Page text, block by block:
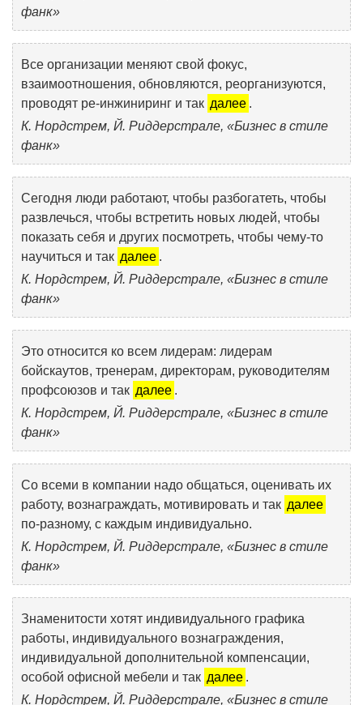
фанк»
Все организации меняют свой фокус,
взаимоотношения, обновляются, реорганизуются,
проводят ре-инжиниринг и так далее .
К. Нордстрем, Й. Риддерстрале, «Бизнес в стиле
фанк»
Сегодня люди работают, чтобы разбогатеть, чтобы
развлечься, чтобы встретить новых людей, чтобы
показать себя и других посмотреть, чтобы чему-то
научиться и так далее .
К. Нордстрем, Й. Риддерстрале, «Бизнес в стиле
фанк»
Это относится ко всем лидерам: лидерам
бойскаутов, тренерам, директорам, руководителям
профсоюзов и так далее .
К. Нордстрем, Й. Риддерстрале, «Бизнес в стиле
фанк»
Со всеми в компании надо общаться, оценивать их
работу, вознаграждать, мотивировать и так далее
по-разному, с каждым индивидуально.
К. Нордстрем, Й. Риддерстрале, «Бизнес в стиле
фанк»
Знаменитости хотят индивидуального графика
работы, индивидуального вознаграждения,
индивидуальной дополнительной компенсации,
особой офисной мебели и так далее .
К. Нордстрем, Й. Риддерстрале, «Бизнес в стиле